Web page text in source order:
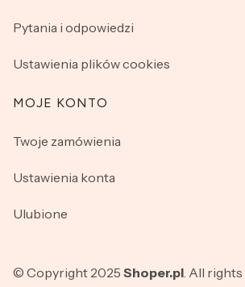
Pytania i odpowiedzi
Ustawienia plików cookies
MOJE KONTO
Twoje zamówienia
Ustawienia konta
Ulubione
© Copyright 2025 Shoper.pl. All